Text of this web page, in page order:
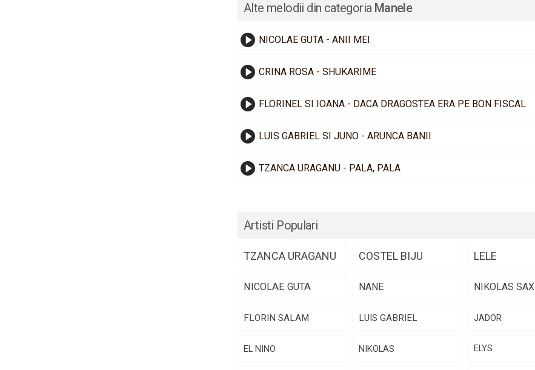
Alte melodii din categoria Manele
NICOLAE GUTA - ANII MEI
CRINA ROSA - SHUKARIME
FLORINEL SI IOANA - DACA DRAGOSTEA ERA PE BON FISCAL
LUIS GABRIEL SI JUNO - ARUNCA BANII
TZANCA URAGANU - PALA, PALA
Artisti Populari
TZANCA URAGANU COSTEL BIJU LELE
NICOLAE GUTA NANE NIKOLAS SAX
FLORIN SALAM LUIS GABRIEL JADOR
EL NINO NIKOLAS ELYS